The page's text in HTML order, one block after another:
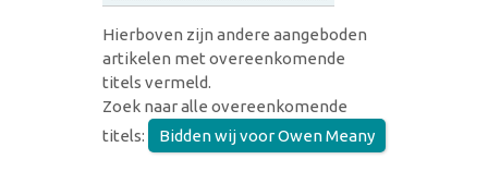
Hierboven zijn andere aangeboden
artikelen met overeenkomende
titels vermeld.
Zoek naar alle overeenkomende
titels:
Bidden wij voor Owen Meany